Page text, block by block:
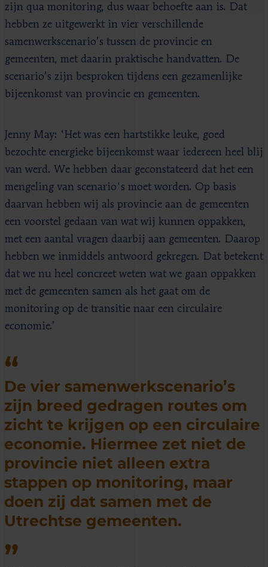
zijn qua monitoring, dus waar behoefte aan is. Dat
hebben ze uitgewerkt in vier verschillende
samenwerkscenario’s tussen de provincie en
gemeenten, met daarin praktische handvatten. De
scenario’s zijn besproken tijdens een gezamenlijke
bijeenkomst van provincie en gemeenten.
Jenny May: ‘Het was een hartstikke leuke, goed
bezochte energieke bijeenkomst waar iedereen heel blij
van werd. We hebben daar geconstateerd dat het een
mengeling van scenario's moet worden. Op basis
daarvan hebben wij als provincie aan de gemeenten
een voorstel gedaan van wat wij kunnen oppakken,
met een aantal vragen daarbij aan gemeenten. Daarop
hebben we inmiddels antwoord gekregen. Dat betekent
dat we nu heel concreet weten wat we gaan oppakken
met de gemeenten samen als het gaat om de
monitoring op de transitie naar een circulaire
economie.’
De vier samenwerkscenario’s
zijn breed gedragen routes om
zicht te krijgen op een circulaire
economie. Hiermee zet niet de
provincie niet alleen extra
stappen op monitoring, maar
doen zij dat samen met de
Utrechtse gemeenten.